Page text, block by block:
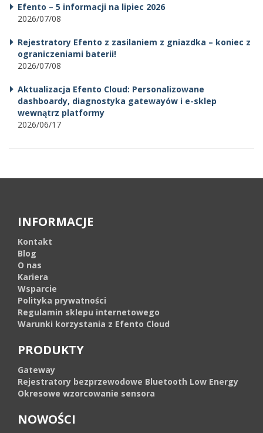
Efento – 5 informacji na lipiec 2026
2026/07/08
Rejestratory Efento z zasilaniem z gniazdka – koniec z
ograniczeniami baterii!
2026/07/08
Aktualizacja Efento Cloud: Personalizowane
dashboardy, diagnostyka gatewayów i e-sklep
wewnątrz platformy
2026/06/17
INFORMACJE
Kontakt
Blog
O nas
Kariera
Wsparcie
Polityka prywatności
Regulamin sklepu internetowego
Warunki korzystania z Efento Cloud
PRODUKTY
Gateway
Rejestratory bezprzewodowe Bluetooth Low Energy
Okresowe wzorcowanie sensora
NOWOŚCI